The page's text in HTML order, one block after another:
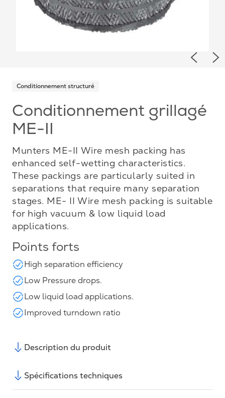
Conditionnement structuré
Conditionnement grillagé
ME-II
Munters ME-II Wire mesh packing has
enhanced self-wetting characteristics.
These packings are particularly suited in
separations that require many separation
stages. ME- II Wire mesh packing is suitable
for high vacuum & low liquid load
applications.
Points forts
High separation efficiency
Low Pressure drops.
Low liquid load applications.
Improved turndown ratio
Description du produit
Spécifications techniques